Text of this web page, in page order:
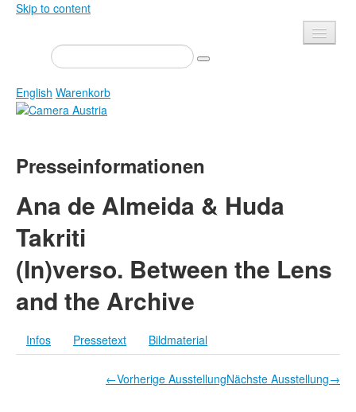
Skip to content
Presse
Veranstaltungen
Newsletter
Über uns
Ausschreibungen
Datenschutz
Mediadaten
English Warenkorb
Zeitschrift
Ausstellungen
Edition
Bibliothek
Camera Austria Preis
Rechtliche Informationen
Presseinformationen
Ana de Almeida & Huda
Takriti
(In)verso. Between the Lens
and the Archive
Infos Pressetext Bildmaterial
←Vorherige AusstellungNächste Ausstellung→